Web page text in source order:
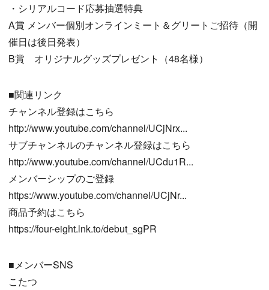
・シリアルコード応募抽選特典
A賞 メンバー個別オンラインミート＆グリートご招待（開
催日は後日発表）
B賞 オリジナルグッズプレゼント（48名様）
■関連リンク
チャンネル登録はこちら
http://www.youtube.com/channel/UCjNrx...
サブチャンネルのチャンネル登録はこちら
http://www.youtube.com/channel/UCdu1R...
メンバーシップのご登録
https://www.youtube.com/channel/UCjNr...
商品予約はこちら
https://four-eight.lnk.to/debut_sgPR
■メンバーSNS
こたつ